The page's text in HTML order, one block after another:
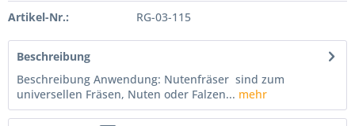
Artikel-Nr.: RG-03-115
Beschreibung
Beschreibung Anwendung: Nutenfräser sind zum
universellen Fräsen, Nuten oder Falzen... mehr